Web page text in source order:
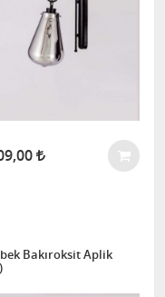
Bakıroksit Aplik